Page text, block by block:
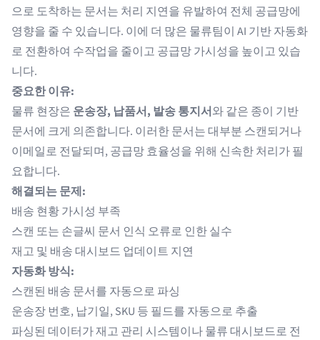
으로 도착하는 문서는 처리 지연을 유발하여 전체 공급망에
영향을 줄 수 있습니다. 이에 더 많은 물류팀이 AI 기반 자동화
로 전환하여 수작업을 줄이고 공급망 가시성을 높이고 있습
니다.
중요한 이유:
물류 현장은 운송장, 납품서, 발송 통지서와 같은 종이 기반
문서에 크게 의존합니다. 이러한 문서는 대부분 스캔되거나
이메일로 전달되며, 공급망 효율성을 위해 신속한 처리가 필
요합니다.
해결되는 문제:
배송 현황 가시성 부족
스캔 또는 손글씨 문서 인식 오류로 인한 실수
재고 및 배송 대시보드 업데이트 지연
자동화 방식:
스캔된 배송 문서를 자동으로 파싱
운송장 번호, 납기일, SKU 등 필드를 자동으로 추출
파싱된 데이터가 재고 관리 시스템이나 물류 대시보드로 전